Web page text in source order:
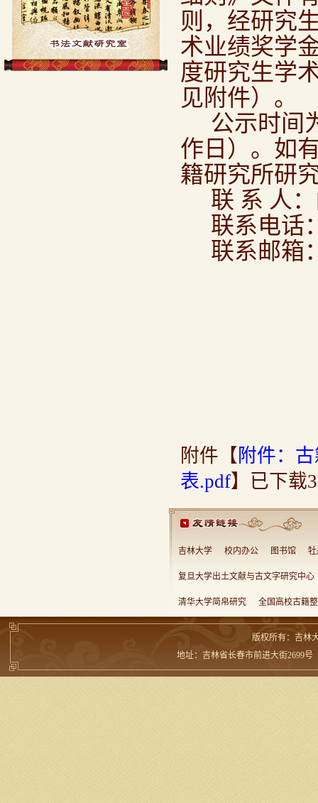
则，经研究
术业绩奖学
度研究生学
见附件）。
公示时间
作日）。如
籍研究所研
联 系 人
联系电话
联系邮箱
附件【 附件：
表.pdf】已下载
吉林大学 校内办公 图书馆
复旦大学出土文献与古文字研究中心
清华大学简帛研究 全国高校古籍
版权所有：吉林
地址：吉林省长春市前进大街2699号